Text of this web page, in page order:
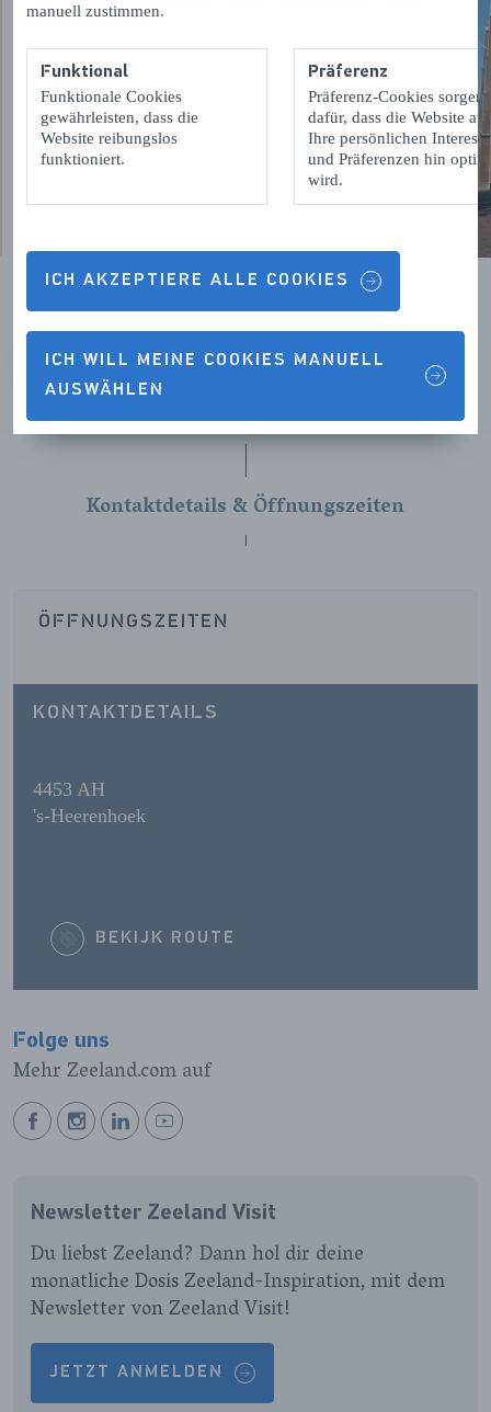
manuell zustimmen.
Funktional
Funktionale Cookies
gewährleisten, dass die
Website reibungslos
funktioniert.
Präferenz
Präferenz-Cookies sorgen
dafür, dass die Website auf
Ihre persönlichen
und Präferenzen hin
wird.
ICH AKZEPTIERE ALLE COOKIES
ICH WILL MEINE COOKIES MANUELL
AUSWÄHLEN
VORIGE VOLGENDE
Kontaktdetails & Öffnungszeiten
ÖFFNUNGSZEITEN
KONTAKTDETAILS
4453 AH
's-Heerenhoek
BEKIJK ROUTE
Folge uns
Mehr Zeeland.com auf
BEKIJK
PAGINA
BEKIJK
PAGINA
BEKIJK
PAGINA
BEKIJK
PAGINA
Newsletter Zeeland Visit
Du liebst Zeeland? Dann hol dir deine
monatliche Dosis Zeeland-Inspiration, mit dem
Newsletter von Zeeland Visit!
JETZT ANMELDEN